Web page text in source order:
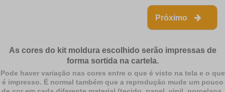
Próximo
As cores do kit moldura escolhido serão impressas de
forma sortida na cartela.
Pode haver variação nas cores entre o que é visto na tela e o que
é impresso. É normal também que a reprodução mude um pouco